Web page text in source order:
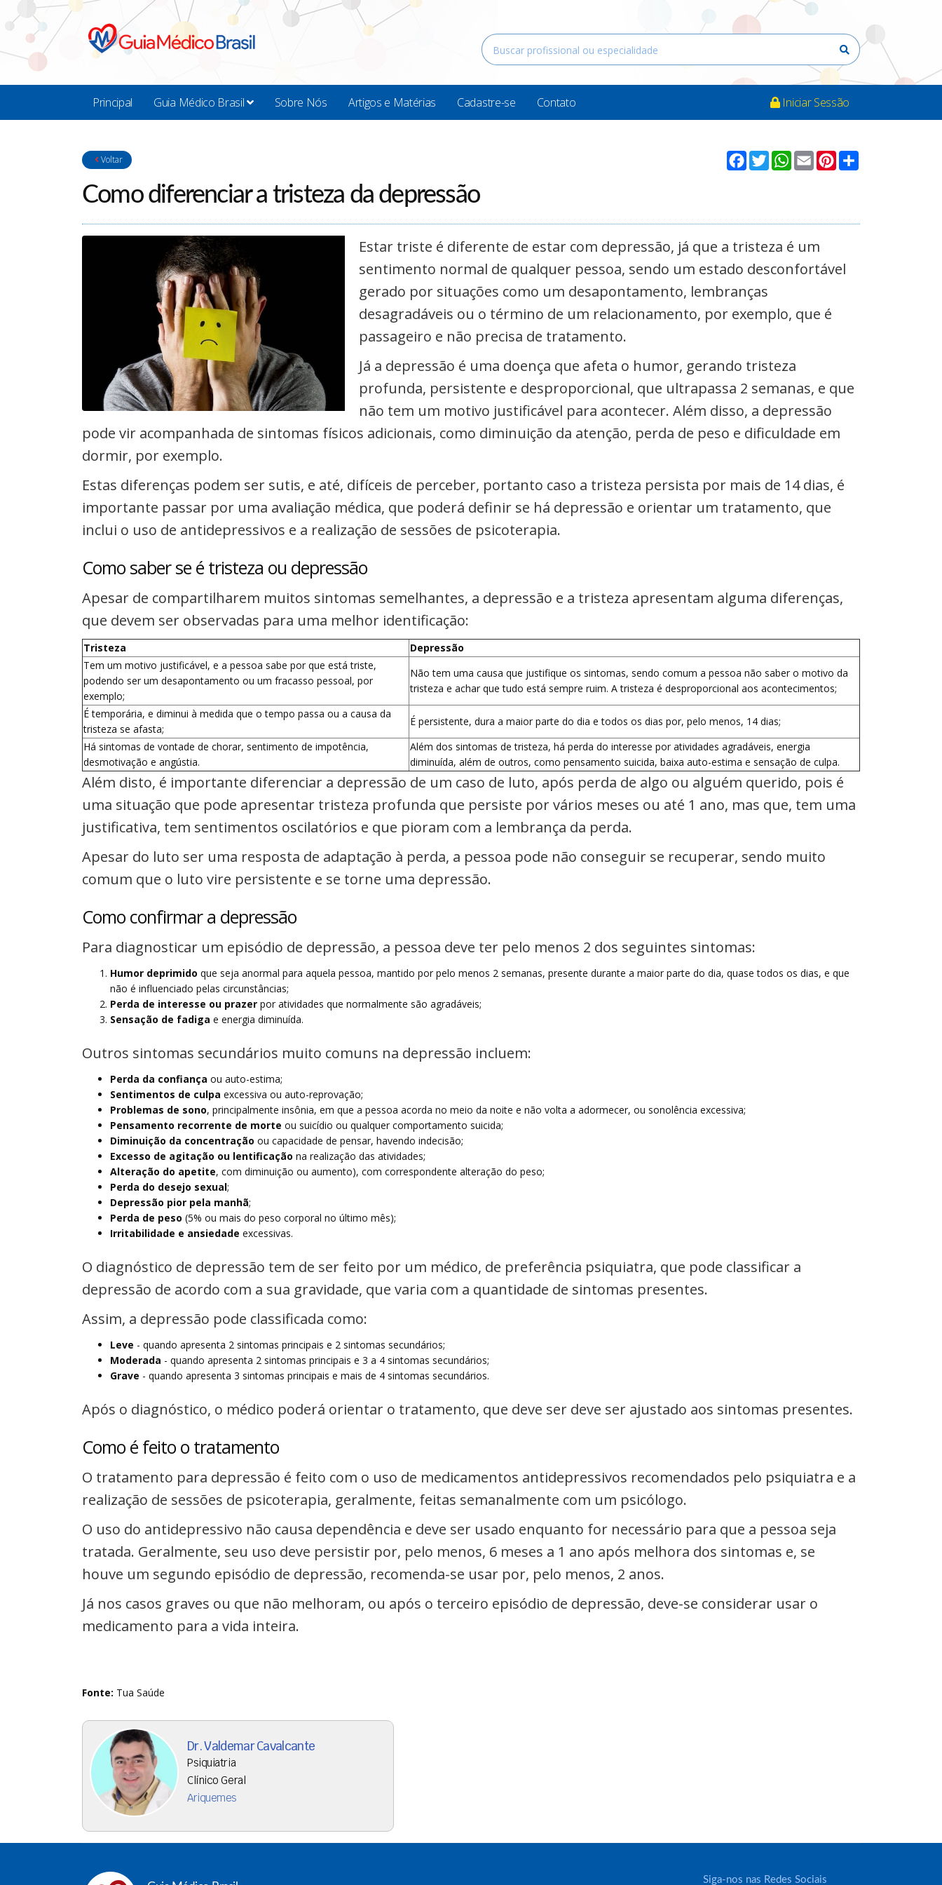
Principal Guia Médico Brasil Sobre Nós Artigos e Matérias Cadastre-se Contato Iniciar Sessão
Voltar Pinterest
Email
WhatsApp
Twitter
Facebook
Como diferenciar a tristeza da depressão
Estar triste é diferente de estar com depressão, já que a tristeza é um
sentimento normal de qualquer pessoa, sendo um estado desconfortável
gerado por situações como um desapontamento, lembranças
desagradáveis ou o término de um relacionamento, por exemplo, que é
passageiro e não precisa de tratamento.
Já a depressão é uma doença que afeta o humor, gerando tristeza
profunda, persistente e desproporcional, que ultrapassa 2 semanas, e que
não tem um motivo justificável para acontecer. Além disso, a depressão
pode vir acompanhada de sintomas físicos adicionais, como diminuição da atenção, perda de peso e dificuldade em
dormir, por exemplo.
Estas diferenças podem ser sutis, e até, difíceis de perceber, portanto caso a tristeza persista por mais de 14 dias, é
importante passar por uma avaliação médica, que poderá definir se há depressão e orientar um tratamento, que
inclui o uso de antidepressivos e a realização de sessões de psicoterapia.
Como saber se é tristeza ou depressão
Apesar de compartilharem muitos sintomas semelhantes, a depressão e a tristeza apresentam alguma diferenças,
que devem ser observadas para uma melhor identificação:
Tristeza
Depressão
Tem um motivo justificável, e a pessoa sabe por que está triste,
podendo ser um desapontamento ou um fracasso pessoal, por
exemplo;
Não tem uma causa que justifique os sintomas, sendo comum a pessoa não saber o motivo da
tristeza e achar que tudo está sempre ruim. A tristeza é desproporcional aos acontecimentos;
É temporária, e diminui à medida que o tempo passa ou a causa da
tristeza se afasta;
É persistente, dura a maior parte do dia e todos os dias por, pelo menos, 14 dias;
Há sintomas de vontade de chorar, sentimento de impotência,
desmotivação e angústia.
Além dos sintomas de tristeza, há perda do interesse por atividades agradáveis, energia
diminuída, além de outros, como pensamento suicida, baixa auto-estima e sensação de culpa.
Além disto, é importante diferenciar a depressão de um caso de luto, após perda de algo ou alguém querido, pois é
uma situação que pode apresentar tristeza profunda que persiste por vários meses ou até 1 ano, mas que, tem uma
justificativa, tem sentimentos oscilatórios e que pioram com a lembrança da perda.
Apesar do luto ser uma resposta de adaptação à perda, a pessoa pode não conseguir se recuperar, sendo muito
comum que o luto vire persistente e se torne uma depressão.
Como confirmar a depressão
Para diagnosticar um episódio de depressão, a pessoa deve ter pelo menos 2 dos seguintes sintomas:
Humor deprimido que seja anormal para aquela pessoa, mantido por pelo menos 2 semanas, presente durante a maior parte do dia, quase todos os dias, e que
não é influenciado pelas circunstâncias;
Perda de interesse ou prazer por atividades que normalmente são agradáveis;
Sensação de fadiga e energia diminuída.
Outros sintomas secundários muito comuns na depressão incluem:
Perda da confiança ou auto-estima;
Sentimentos de culpa excessiva ou auto-reprovação;
Problemas de sono, principalmente insônia, em que a pessoa acorda no meio da noite e não volta a adormecer, ou sonolência excessiva;
Pensamento recorrente de morte ou suicídio ou qualquer comportamento suicida;
Diminuição da concentração ou capacidade de pensar, havendo indecisão;
Excesso de agitação ou lentificação na realização das atividades;
Alteração do apetite, com diminuição ou aumento), com correspondente alteração do peso;
Perda do desejo sexual;
Depressão pior pela manhã;
Perda de peso (5% ou mais do peso corporal no último mês);
Irritabilidade e ansiedade excessivas.
O diagnóstico de depressão tem de ser feito por um médico, de preferência psiquiatra, que pode classificar a
depressão de acordo com a sua gravidade, que varia com a quantidade de sintomas presentes.
Assim, a depressão pode classificada como:
Leve - quando apresenta 2 sintomas principais e 2 sintomas secundários;
Moderada - quando apresenta 2 sintomas principais e 3 a 4 sintomas secundários;
Grave - quando apresenta 3 sintomas principais e mais de 4 sintomas secundários.
Após o diagnóstico, o médico poderá orientar o tratamento, que deve ser deve ser ajustado aos sintomas presentes.
Como é feito o tratamento
O tratamento para depressão é feito com o uso de medicamentos antidepressivos recomendados pelo psiquiatra e a
realização de sessões de psicoterapia, geralmente, feitas semanalmente com um psicólogo.
O uso do antidepressivo não causa dependência e deve ser usado enquanto for necessário para que a pessoa seja
tratada. Geralmente, seu uso deve persistir por, pelo menos, 6 meses a 1 ano após melhora dos sintomas e, se
houve um segundo episódio de depressão, recomenda-se usar por, pelo menos, 2 anos.
Já nos casos graves ou que não melhoram, ou após o terceiro episódio de depressão, deve-se considerar usar o
medicamento para a vida inteira.
Fonte: Tua Saúde
Dr. Valdemar Cavalcante
Psiquiatria
Clínico Geral
Ariquemes
Siga-nos nas Redes Sociais